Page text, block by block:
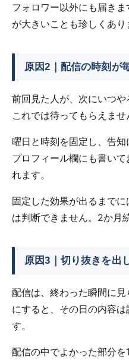
フォロワー以外にも届き
が大きいことも珍しくあり
原因2｜配信の時刻が
前回見た人が、次にいつや
これでは待ってもらえませ
曜日と時刻を固定し、告知
プロフィール欄にも書い
れます。
固定した効果が出るまで
は判断できません。2か月
原因3｜切り抜きを出
配信は、終わった瞬間に
にすると、その日の内容
す。
配信の中でよかった部分